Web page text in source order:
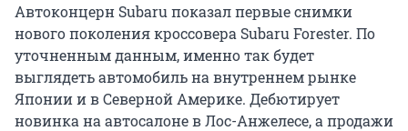
Автоконцерн Subaru показал первые снимки
нового поколения кроссовера Subaru Forester. По
уточненным данным, именно так будет
выглядеть автомобиль на внутреннем рынке
Японии и в Северной Америке. Дебютирует
новинка на автосалоне в Лос-Анжелесе, а продажи